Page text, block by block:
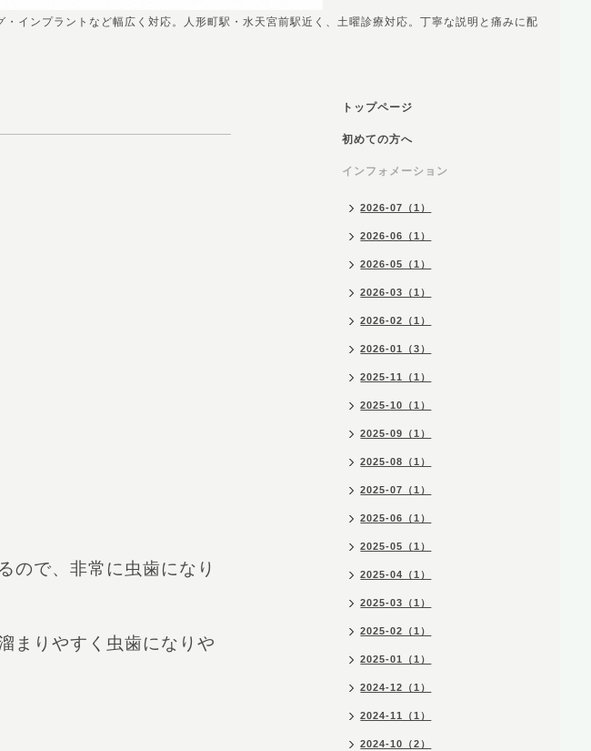
インプラントなど幅広く対応。人形町駅・水天宮前駅近く、土曜診療対応。丁寧な説明と痛みに配
ので、非常に虫歯になり
まりやすく虫歯になりや
トップページ
初めての方へ
インフォメーション
2026-07（1）
2026-06（1）
2026-05（1）
2026-03（1）
2026-02（1）
2026-01（3）
2025-11（1）
2025-10（1）
2025-09（1）
2025-08（1）
2025-07（1）
2025-06（1）
2025-05（1）
2025-04（1）
2025-03（1）
2025-02（1）
2025-01（1）
2024-12（1）
2024-11（1）
2024-10（2）